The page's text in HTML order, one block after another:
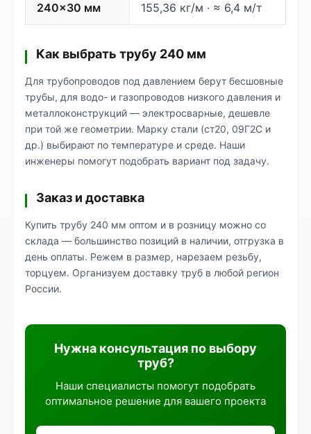
240×30 мм 155,36 кг/м · ≈ 6,4 м/т
Как выбрать трубу 240 мм
Для трубопроводов под давлением берут бесшовные
трубы, для водо- и газопроводов низкого давления и
металлоконструкций — электросварные, дешевле
при той же геометрии. Марку стали (ст20, 09Г2С и
др.) выбирают по температуре и среде. Наши
инженеры помогут подобрать вариант под задачу.
Заказ и доставка
Купить трубу 240 мм оптом и в розницу можно со
склада — большинство позиций в наличии, отгрузка в
день оплаты. Режем в размер, нарезаем резьбу,
торцуем. Организуем доставку труб в любой регион
России.
Нужна консультация по выбору
труб?
Наши специалисты помогут подобрать
оптимальное решение для вашего проекта